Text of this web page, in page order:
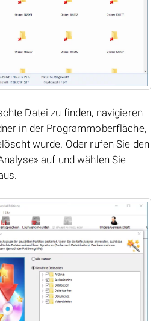
Datei zu finden, navigieren
in der Programmoberfläche,
wurde. Oder rufen Sie den
auf und wählen Sie